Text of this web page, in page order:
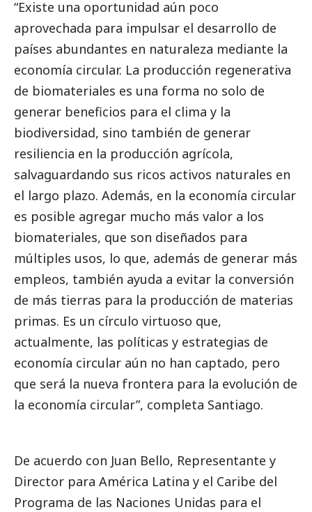
“Existe una oportunidad aún poco
aprovechada para impulsar el desarrollo de
países abundantes en naturaleza mediante la
economía circular. La producción regenerativa
de biomateriales es una forma no solo de
generar beneficios para el clima y la
biodiversidad, sino también de generar
resiliencia en la producción agrícola,
salvaguardando sus ricos activos naturales en
el largo plazo. Además, en la economía circular
es posible agregar mucho más valor a los
biomateriales, que son diseñados para
múltiples usos, lo que, además de generar más
empleos, también ayuda a evitar la conversión
de más tierras para la producción de materias
primas. Es un círculo virtuoso que,
actualmente, las políticas y estrategias de
economía circular aún no han captado, pero
que será la nueva frontera para la evolución de
la economía circular”, completa Santiago.
De acuerdo con Juan Bello, Representante y
Director para América Latina y el Caribe del
Programa de las Naciones Unidas para el